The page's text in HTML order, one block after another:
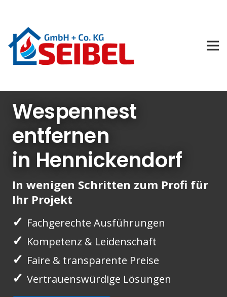
Wespennest
entfernen
in Hennickendorf
In wenigen Schritten zum Profi für
Ihr Projekt
✓ Fachgerechte Ausführungen
✓ Kompetenz & Leidenschaft
✓ Faire & transparente Preise
✓ Vertrauenswürdige Lösungen